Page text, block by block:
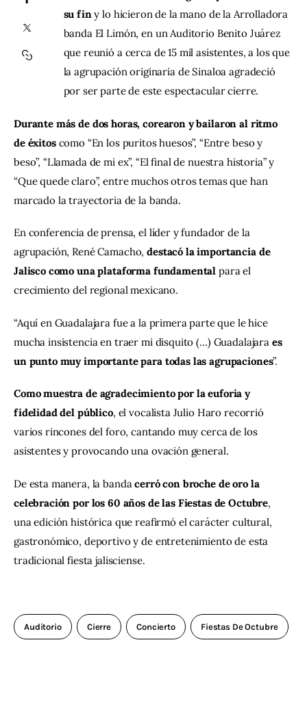
Contacto
su fin y lo hicieron de la mano de la Arrolladora
banda El Limón, en un Auditorio Benito Juárez
que reunió a cerca de 15 mil asistentes, a los que
la agrupación originaria de Sinaloa agradeció
por ser parte de este espectacular cierre.
Durante más de dos horas, corearon y bailaron al ritmo
de éxitos como “En los puritos huesos”, “Entre beso y
beso”, “Llamada de mi ex”, “El final de nuestra historia” y
“Que quede claro”, entre muchos otros temas que han
marcado la trayectoria de la banda.
En conferencia de prensa, el líder y fundador de la
agrupación, René Camacho, destacó la importancia de
Jalisco como una plataforma fundamental para el
crecimiento del regional mexicano.
“Aquí en Guadalajara fue a la primera parte que le hice
mucha insistencia en traer mi disquito (…) Guadalajara es
un punto muy importante para todas las agrupaciones”.
Como muestra de agradecimiento por la euforia y
fidelidad del público, el vocalista Julio Haro recorrió
varios rincones del foro, cantando muy cerca de los
asistentes y provocando una ovación general.
De esta manera, la banda cerró con broche de oro la
celebración por los 60 años de las Fiestas de Octubre,
una edición histórica que reafirmó el carácter cultural,
gastronómico, deportivo y de entretenimiento de esta
tradicional fiesta jalisciense.
Auditorio Cierre Concierto Fiestas De Octubre